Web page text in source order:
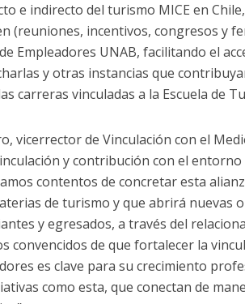
e indirecto del turismo MICE en
(reuniones, incentivos, congresos y
Empleadores UNAB, facilitando el
y otras instancias que
carreras vinculadas a la Escuela de
vicerrector de Vinculación con el
y contribución con el
contentos de concretar esta
de turismo y que abrirá nuevas
y egresados, a través del
convencidos de que fortalecer la
es clave para su crecimiento
como esta, que conectan de